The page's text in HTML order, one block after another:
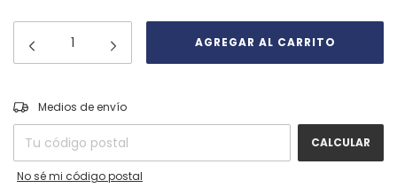
Entregas para el CP:
Medios de envío
CALCULAR
No sé mi código postal